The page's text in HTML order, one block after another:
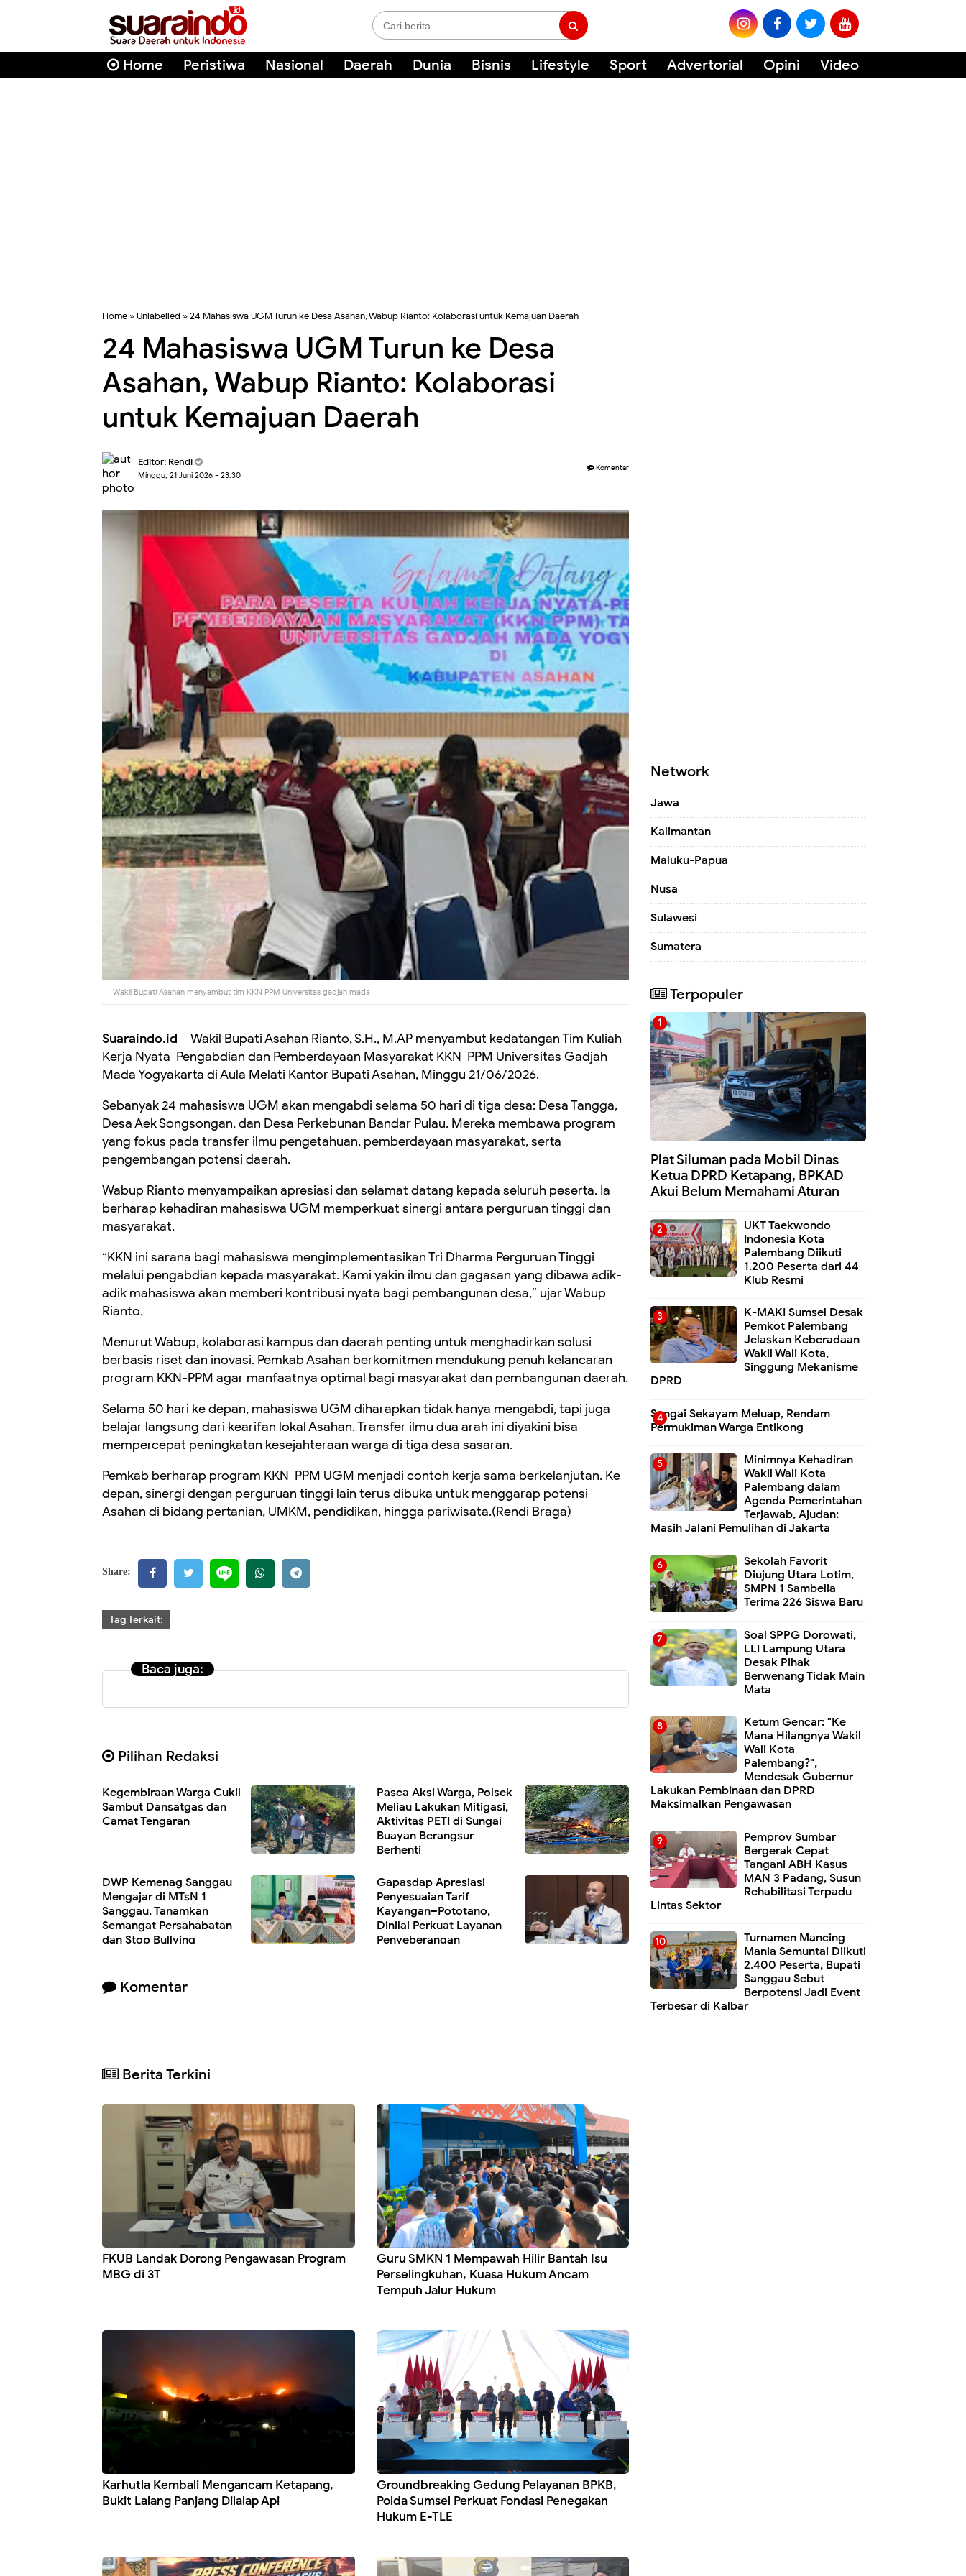
Home Peristiwa Nasional Daerah Dunia Bisnis Lifestyle Sport Advertorial Opini Video
Home » Unlabelled » 24 Mahasiswa UGM Turun ke Desa Asahan, Wabup Rianto: Kolaborasi untuk Kemajuan Daerah
24 Mahasiswa UGM Turun ke Desa
Asahan, Wabup Rianto: Kolaborasi
untuk Kemajuan Daerah
Editor: Rendi
Minggu, 21 Juni 2026 - 23.30
Komentar
Wakil Bupati Asahan menyambut tim KKN PPM Universitas gadjah mada
Suaraindo.id – Wakil Bupati Asahan Rianto, S.H., M.AP menyambut kedatangan Tim Kuliah
Kerja Nyata-Pengabdian dan Pemberdayaan Masyarakat KKN-PPM Universitas Gadjah
Mada Yogyakarta di Aula Melati Kantor Bupati Asahan, Minggu 21/06/2026.
Sebanyak 24 mahasiswa UGM akan mengabdi selama 50 hari di tiga desa: Desa Tangga,
Desa Aek Songsongan, dan Desa Perkebunan Bandar Pulau. Mereka membawa program
yang fokus pada transfer ilmu pengetahuan, pemberdayaan masyarakat, serta
pengembangan potensi daerah.
Wabup Rianto menyampaikan apresiasi dan selamat datang kepada seluruh peserta. Ia
berharap kehadiran mahasiswa UGM memperkuat sinergi antara perguruan tinggi dan
masyarakat.
“KKN ini sarana bagi mahasiswa mengimplementasikan Tri Dharma Perguruan Tinggi
melalui pengabdian kepada masyarakat. Kami yakin ilmu dan gagasan yang dibawa adik-
adik mahasiswa akan memberi kontribusi nyata bagi pembangunan desa,” ujar Wabup
Rianto.
Menurut Wabup, kolaborasi kampus dan daerah penting untuk menghadirkan solusi
berbasis riset dan inovasi. Pemkab Asahan berkomitmen mendukung penuh kelancaran
program KKN-PPM agar manfaatnya optimal bagi masyarakat dan pembangunan daerah.
Selama 50 hari ke depan, mahasiswa UGM diharapkan tidak hanya mengabdi, tapi juga
belajar langsung dari kearifan lokal Asahan. Transfer ilmu dua arah ini diyakini bisa
mempercepat peningkatan kesejahteraan warga di tiga desa sasaran.
Pemkab berharap program KKN-PPM UGM menjadi contoh kerja sama berkelanjutan. Ke
depan, sinergi dengan perguruan tinggi lain terus dibuka untuk menggarap potensi
Asahan di bidang pertanian, UMKM, pendidikan, hingga pariwisata.(Rendi Braga)
Share:
Tag Terkait:
Baca juga:
Pilihan Redaksi
Kegembiraan Warga Cukil
Sambut Dansatgas dan
Camat Tengaran
Pasca Aksi Warga, Polsek
Meliau Lakukan Mitigasi,
Aktivitas PETI di Sungai
Buayan Berangsur
Berhenti
DWP Kemenag Sanggau
Mengajar di MTsN 1
Sanggau, Tanamkan
Semangat Persahabatan
dan Stop Bullying
‎Gapasdap Apresiasi
Penyesuaian Tarif
Kayangan–Pototano,
Dinilai Perkuat Layanan
Penyeberangan
Komentar
Berita Terkini
FKUB Landak Dorong Pengawasan Program
MBG di 3T
Guru SMKN 1 Mempawah Hilir Bantah Isu
Perselingkuhan, Kuasa Hukum Ancam
Tempuh Jalur Hukum
Karhutla Kembali Mengancam Ketapang,
Bukit Lalang Panjang Dilalap Api
Groundbreaking Gedung Pelayanan BPKB,
Polda Sumsel Perkuat Fondasi Penegakan
Hukum E-TLE
Network
Jawa
Kalimantan
Maluku-Papua
Nusa
Sulawesi
Sumatera
Terpopuler
Plat Siluman pada Mobil Dinas
Ketua DPRD Ketapang, BPKAD
Akui Belum Memahami Aturan
UKT Taekwondo
Indonesia Kota
Palembang Diikuti
1.200 Peserta dari 44
Klub Resmi
K-MAKI Sumsel Desak
Pemkot Palembang
Jelaskan Keberadaan
Wakil Wali Kota,
Singgung Mekanisme
DPRD
Sungai Sekayam Meluap, Rendam
Permukiman Warga Entikong
Minimnya Kehadiran
Wakil Wali Kota
Palembang dalam
Agenda Pemerintahan
Terjawab, Ajudan:
Masih Jalani Pemulihan di Jakarta
Sekolah Favorit
Diujung Utara Lotim,
SMPN 1 Sambelia
Terima 226 Siswa Baru ‎
Soal SPPG Dorowati,
LLI Lampung Utara
Desak Pihak
Berwenang Tidak Main
Mata
Ketum Gencar: "Ke
Mana Hilangnya Wakil
Wali Kota
Palembang?",
Mendesak Gubernur
Lakukan Pembinaan dan DPRD
Maksimalkan Pengawasan
Pemprov Sumbar
Bergerak Cepat
Tangani ABH Kasus
MAN 3 Padang, Susun
Rehabilitasi Terpadu
Lintas Sektor
Turnamen Mancing
Mania Semuntai Diikuti
2.400 Peserta, Bupati
Sanggau Sebut
Berpotensi Jadi Event
Terbesar di Kalbar